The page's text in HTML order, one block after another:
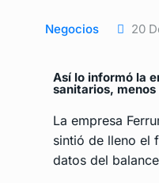
Negocios 20
Así lo informó la
sanitarios,
La empresa
sintió de lleno el
datos del